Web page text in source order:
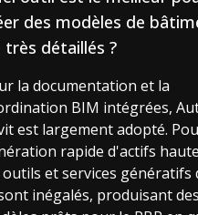
des modèles de
très détaillés ?
la documentation et la
BIM intégrées,
est largement adopté.
rapide d'actifs
outils et services génératifs
inégalés, produisant